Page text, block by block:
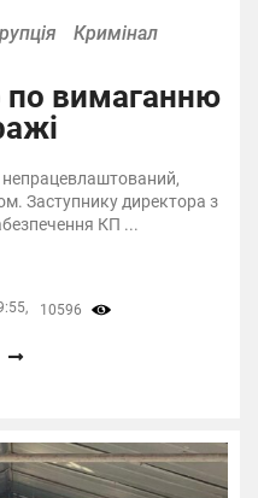
Кримінал
по вимаганню
Заступнику директора з
КП ...
10596